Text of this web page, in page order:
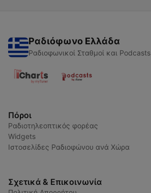
Ραδιόφωνο Ελλάδα
Ραδιοφωνικοί Σταθμοί και Podcasts
Πόροι
Ραδιοτηλεοπτικός φορέας
Widgets
Ιστοσελίδες Ραδιοφώνου ανά Χώρα
Σχετικά & Επικοινωνία